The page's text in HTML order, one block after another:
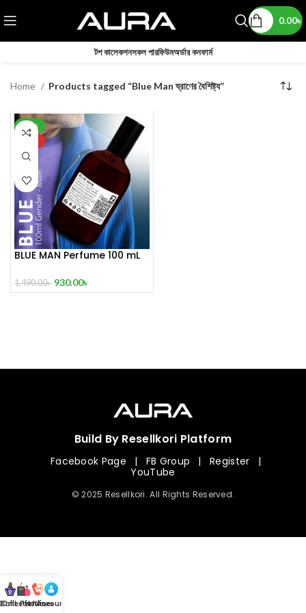
0.00৳
টপ কালেকশনসকল পারফিউমঅর্ডার কনফার্ম
Home Products tagged “Blue Man ঘ্রাণের বৈশিষ্ট্য”
-38%
BLUE MAN Perfume 100 mL
1,490.00৳ 930.00৳
Build By Resellkori Platform
Facebook Page | FB Group | Register
|
YouTube
© 2025 Resellkori. All Rights Reserved.
mL Perfumes
Hotline
Account